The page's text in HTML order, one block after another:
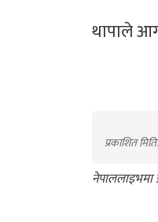
थापाले
प्रकाशित
नेपाललाइभमा